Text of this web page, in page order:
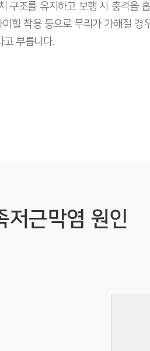
구조를 유지하고 보행 시 충격을
힐 착용 등으로 무리가 가해질 경
고 부릅니다.
저근막염 원인